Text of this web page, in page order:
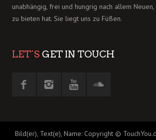
unabhängig, frei und hungrig nach allem
zu bieten hat. Sie liegt uns zu Füßen.
LET´S GET IN TOUCH
Bild(er), Text(e), Name: Copyright ©